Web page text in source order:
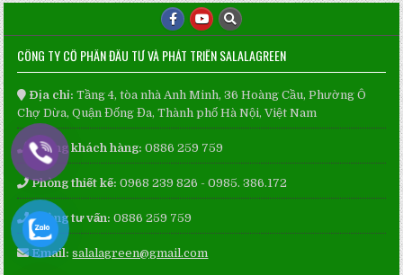
CÔNG TY CỔ PHẦN ĐẦU TƯ VÀ PHÁT TRIỂN SALALAGREEN
Địa chỉ: Tầng 4, tòa nhà Anh Minh, 36 Hoàng Cầu, Phường Ô
Chợ Dừa, Quận Đống Đa, Thành phố Hà Nội, Việt Nam
Phòng khách hàng: 0886 259 759
Phòng thiết kế: 0968 239 826 - 0985. 386.172
Phòng tư vấn: 0886 259 759
Email: salalagreen@gmail.com